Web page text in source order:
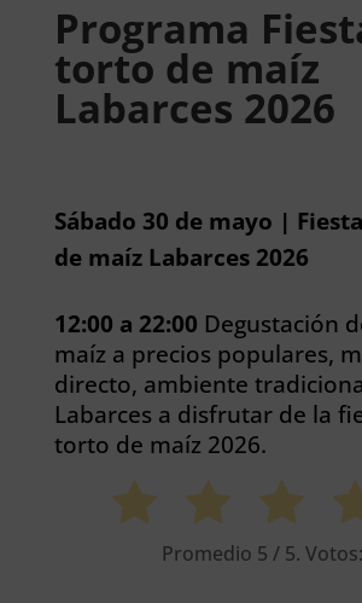
Programa
torto de maíz
Labarces 2026
Sábado 30 de mayo |
de maíz Labarces 2026
12:00 a 22:00 Degustación
maíz a precios populares,
directo, ambiente
Labarces a disfrutar de la
torto de maíz 2026.
Promedio 5 / 5. Votos: